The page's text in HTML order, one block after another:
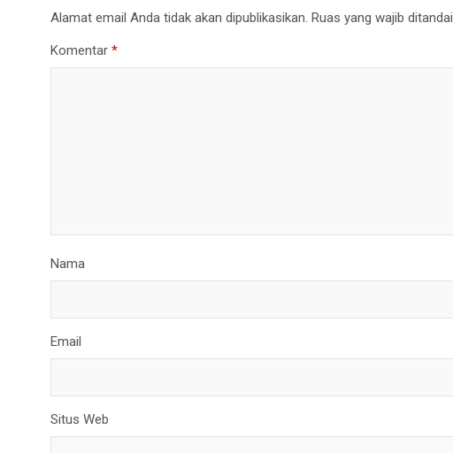
Alamat email Anda tidak akan dipublikasikan. Ruas yang wajib ditandai
Komentar *
Nama
Email
Situs Web